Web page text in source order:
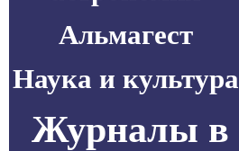
Альмагест
Наука и культура
Журналы в